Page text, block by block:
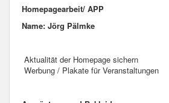
Homepagearbeit/ APP
Name: Jörg Pälmke
Aktualität der Homepage sichern
Werbung / Plakate für Veranstaltungen